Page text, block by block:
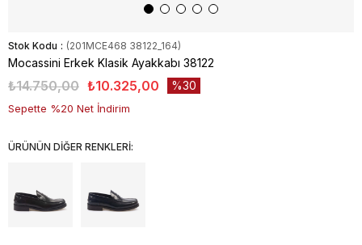
Stok Kodu (201MCE468 38122_164)
Mocassini Erkek Klasik Ayakkabı 38122
₺14.750,00 ₺10.325,00 30
Sepette %20 Net İndirim
ÜRÜNÜN DİĞER RENKLERİ: